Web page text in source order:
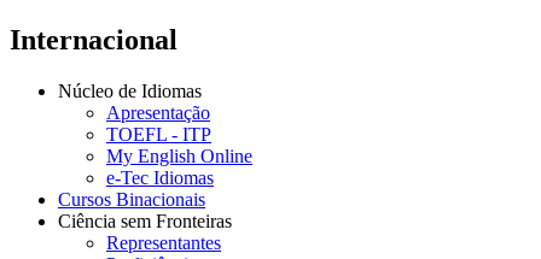
Internacional
Núcleo de Idiomas
Apresentação
TOEFL - ITP
My English Online
e-Tec Idiomas
Cursos Binacionais
Ciência sem Fronteiras
Representantes